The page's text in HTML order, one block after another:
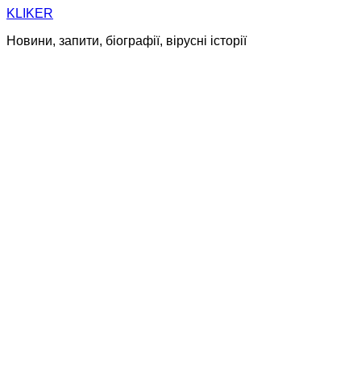
Skip
content
KLIKER
Новини, запити, біографії, вірусні історії